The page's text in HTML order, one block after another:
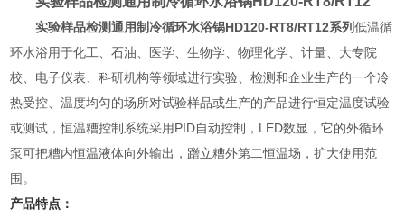
实验样品检测通用制冷循环水浴锅HD120-RT8/RT12系列低温循
环水浴用于化工、石油、医学、生物学、物理化学、计量、大专院
校、电子仪表、科研机构等领域进行实验、检测和企业生产的一个冷
热受控、温度均匀的场所对试验样品或生产的产品进行恒定温度试验
或测试，恒温糟控制系统采用PID自动控制，LED数显，它的外循环
泵可把糟内恒温液体向外输出，蹭立糟外第二恒温场，扩大使用范
围。
产品特点：